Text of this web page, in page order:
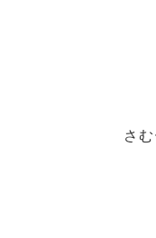
さ